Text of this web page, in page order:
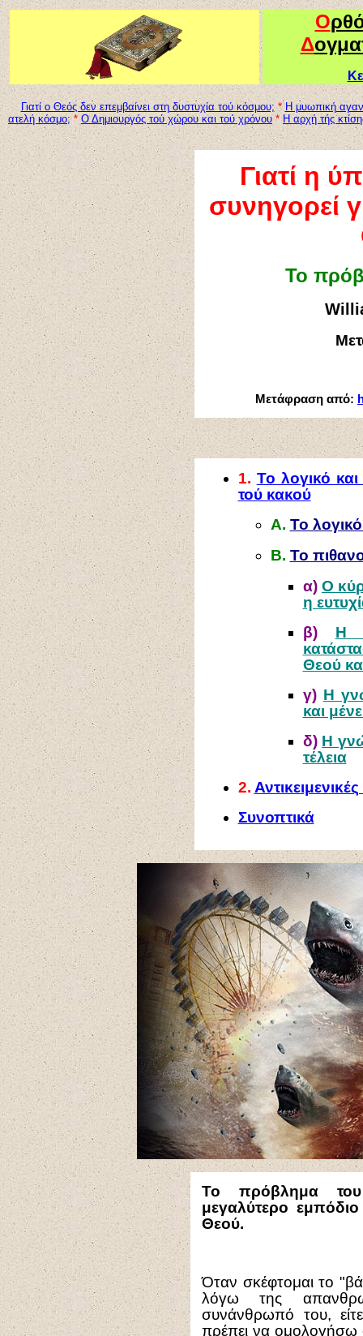
Ο
Δ
Γιατί ο Θεός δεν επεμβαίνει στη δυστυχία τού κόσμου; * Η μυωπική
ατελή κόσμο; * Ο Δημιουργός τού χώρου και τού χρόνου * Η αρχή τής
Γιατί η
συνηγορεί
Το
Μετάφραση από:
1. Το λογικό
τού κακού
Α. Το
Β. Το
α) Ο
η
β) Η
Θεού
γ) Η
και
δ) Η
τέλεια
2.
Συνοπτικά
Το πρόβλημα
μεγαλύτερο
Θεού.
Όταν σκέφτομαι το
λόγω της
συνάνθρωπό του,
πρέπει να ομολογήσω